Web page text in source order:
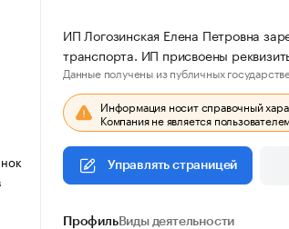
ИП Логозинская Елена Петровна
транспорта. ИП присвоены
Данные получены из публичных
Информация носит справочный
Компания не является
Управлять страницей
ПрофильВиды деятельности